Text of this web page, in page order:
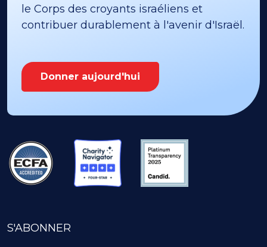
le Corps des croyants israéliens et
contribuer durablement à l'avenir d'Israël.
Donner aujourd'hui
S'ABONNER